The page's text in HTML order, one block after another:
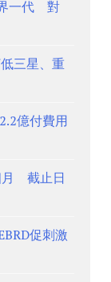
一代 對
三星、重
億付費用
月 截止日
促刺激